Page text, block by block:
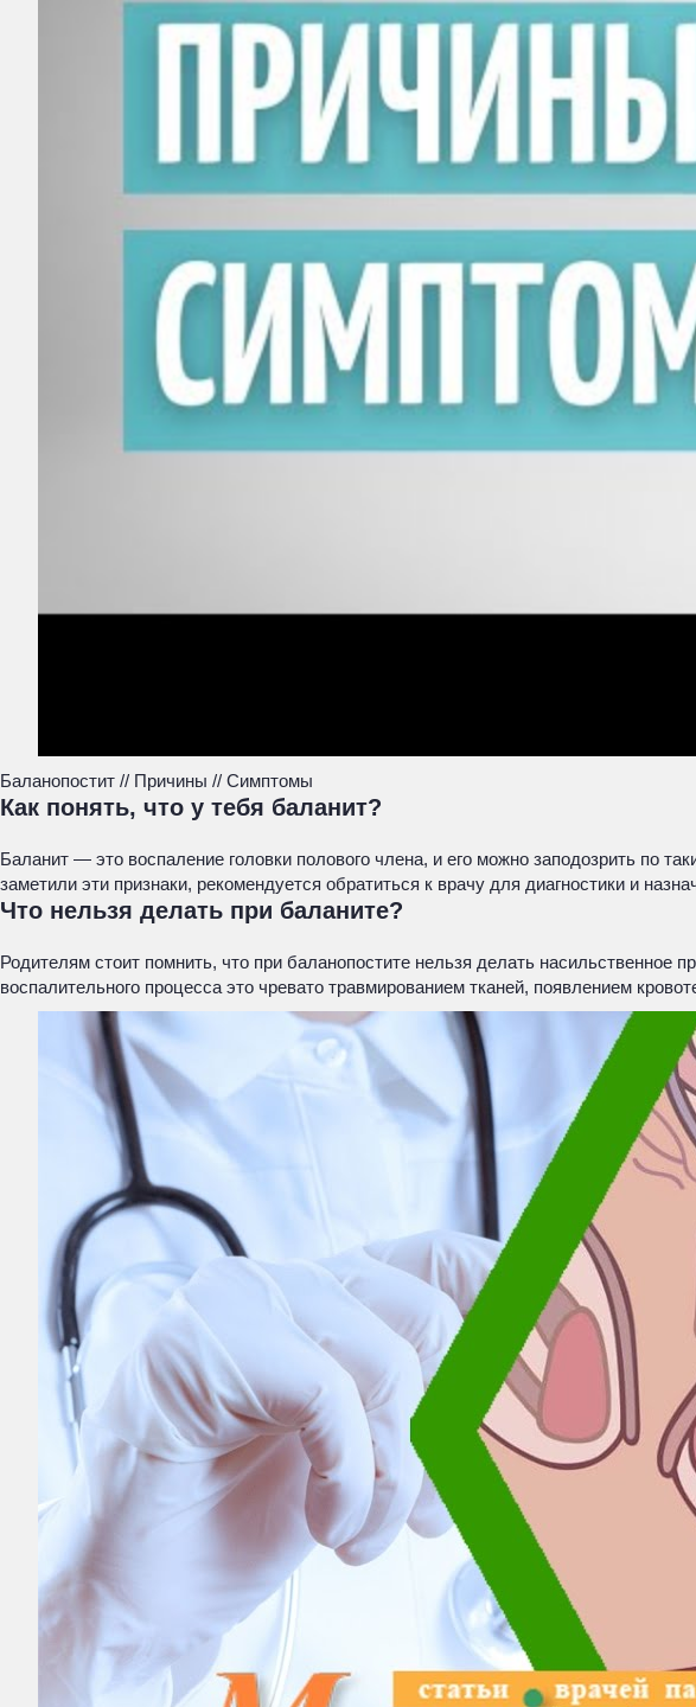
Баланопостит // Причины // Симптомы
Как понять, что у тебя баланит?
Баланит — это воспаление головки полового члена, и его можно заподозрить по
заметили эти признаки, рекомендуется обратиться к врачу для диагностики и
Что нельзя делать при баланите?
Родителям стоит помнить, что при баланопостите нельзя делать
воспалительного процесса это чревато травмированием тканей, появлением